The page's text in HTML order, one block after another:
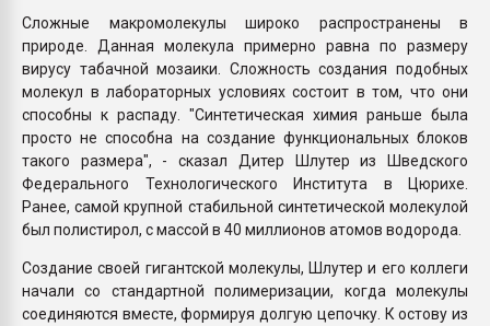
Сложные макромолекулы широко распространены в
природе. Данная молекула примерно равна по размеру
вирусу табачной мозаики. Сложность создания подобных
молекул в лабораторных условиях состоит в том, что они
способны к распаду. "Синтетическая химия раньше была
просто не способна на создание функциональных блоков
такого размера", - сказал Дитер Шлутер из Шведского
Федерального Технологического Института в Цюрихе.
Ранее, самой крупной стабильной синтетической молекулой
был полистирол, с массой в 40 миллионов атомов водорода.
Создание своей гигантской молекулы, Шлутер и его коллеги
начали со стандартной полимеризации, когда молекулы
соединяются вместе, формируя долгую цепочку. К остову из